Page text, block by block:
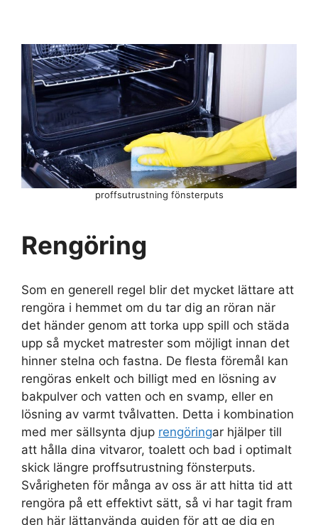
proffsutrustning fönsterputs
Rengöring
Som en generell regel blir det mycket lättare att
rengöra i hemmet om du tar dig an röran när
det händer genom att torka upp spill och städa
upp så mycket matrester som möjligt innan det
hinner stelna och fastna. De flesta föremål kan
rengöras enkelt och billigt med en lösning av
bakpulver och vatten och en svamp, eller en
lösning av varmt tvålvatten. Detta i kombination
med mer sällsynta djup rengöringar hjälper till
att hålla dina vitvaror, toalett och bad i optimalt
skick längre proffsutrustning fönsterputs.
Svårigheten för många av oss är att hitta tid att
rengöra på ett effektivt sätt, så vi har tagit fram
den här lättanvända guiden för att ge dig en